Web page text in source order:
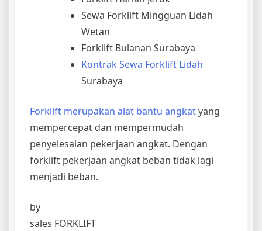
Sewa Forklift Mingguan Lidah
Wetan
Forklift Bulanan Surabaya
Kontrak Sewa Forklift Lidah
Surabaya
Forklift merupakan alat bantu angkatyang
mempercepat dan mempermudah
penyelesaian pekerjaan angkat. Dengan
forklift pekerjaan angkat beban tidak lagi
menjadi beban.
by
sales FORKLIFT